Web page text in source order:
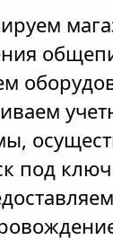
под